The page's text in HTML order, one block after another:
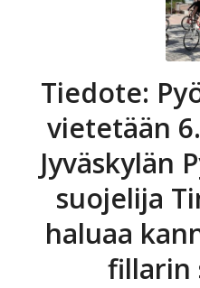
Tiedote:
vietetään
Jyväskylän
suojelija
haluaa
fillarin